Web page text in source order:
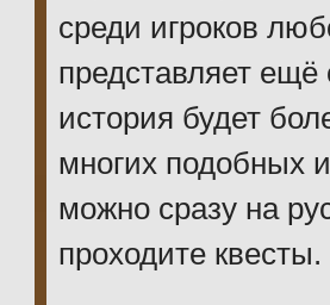
среди игроков
представляет ещё
история будет
многих подобных
можно сразу на
проходите квесты.